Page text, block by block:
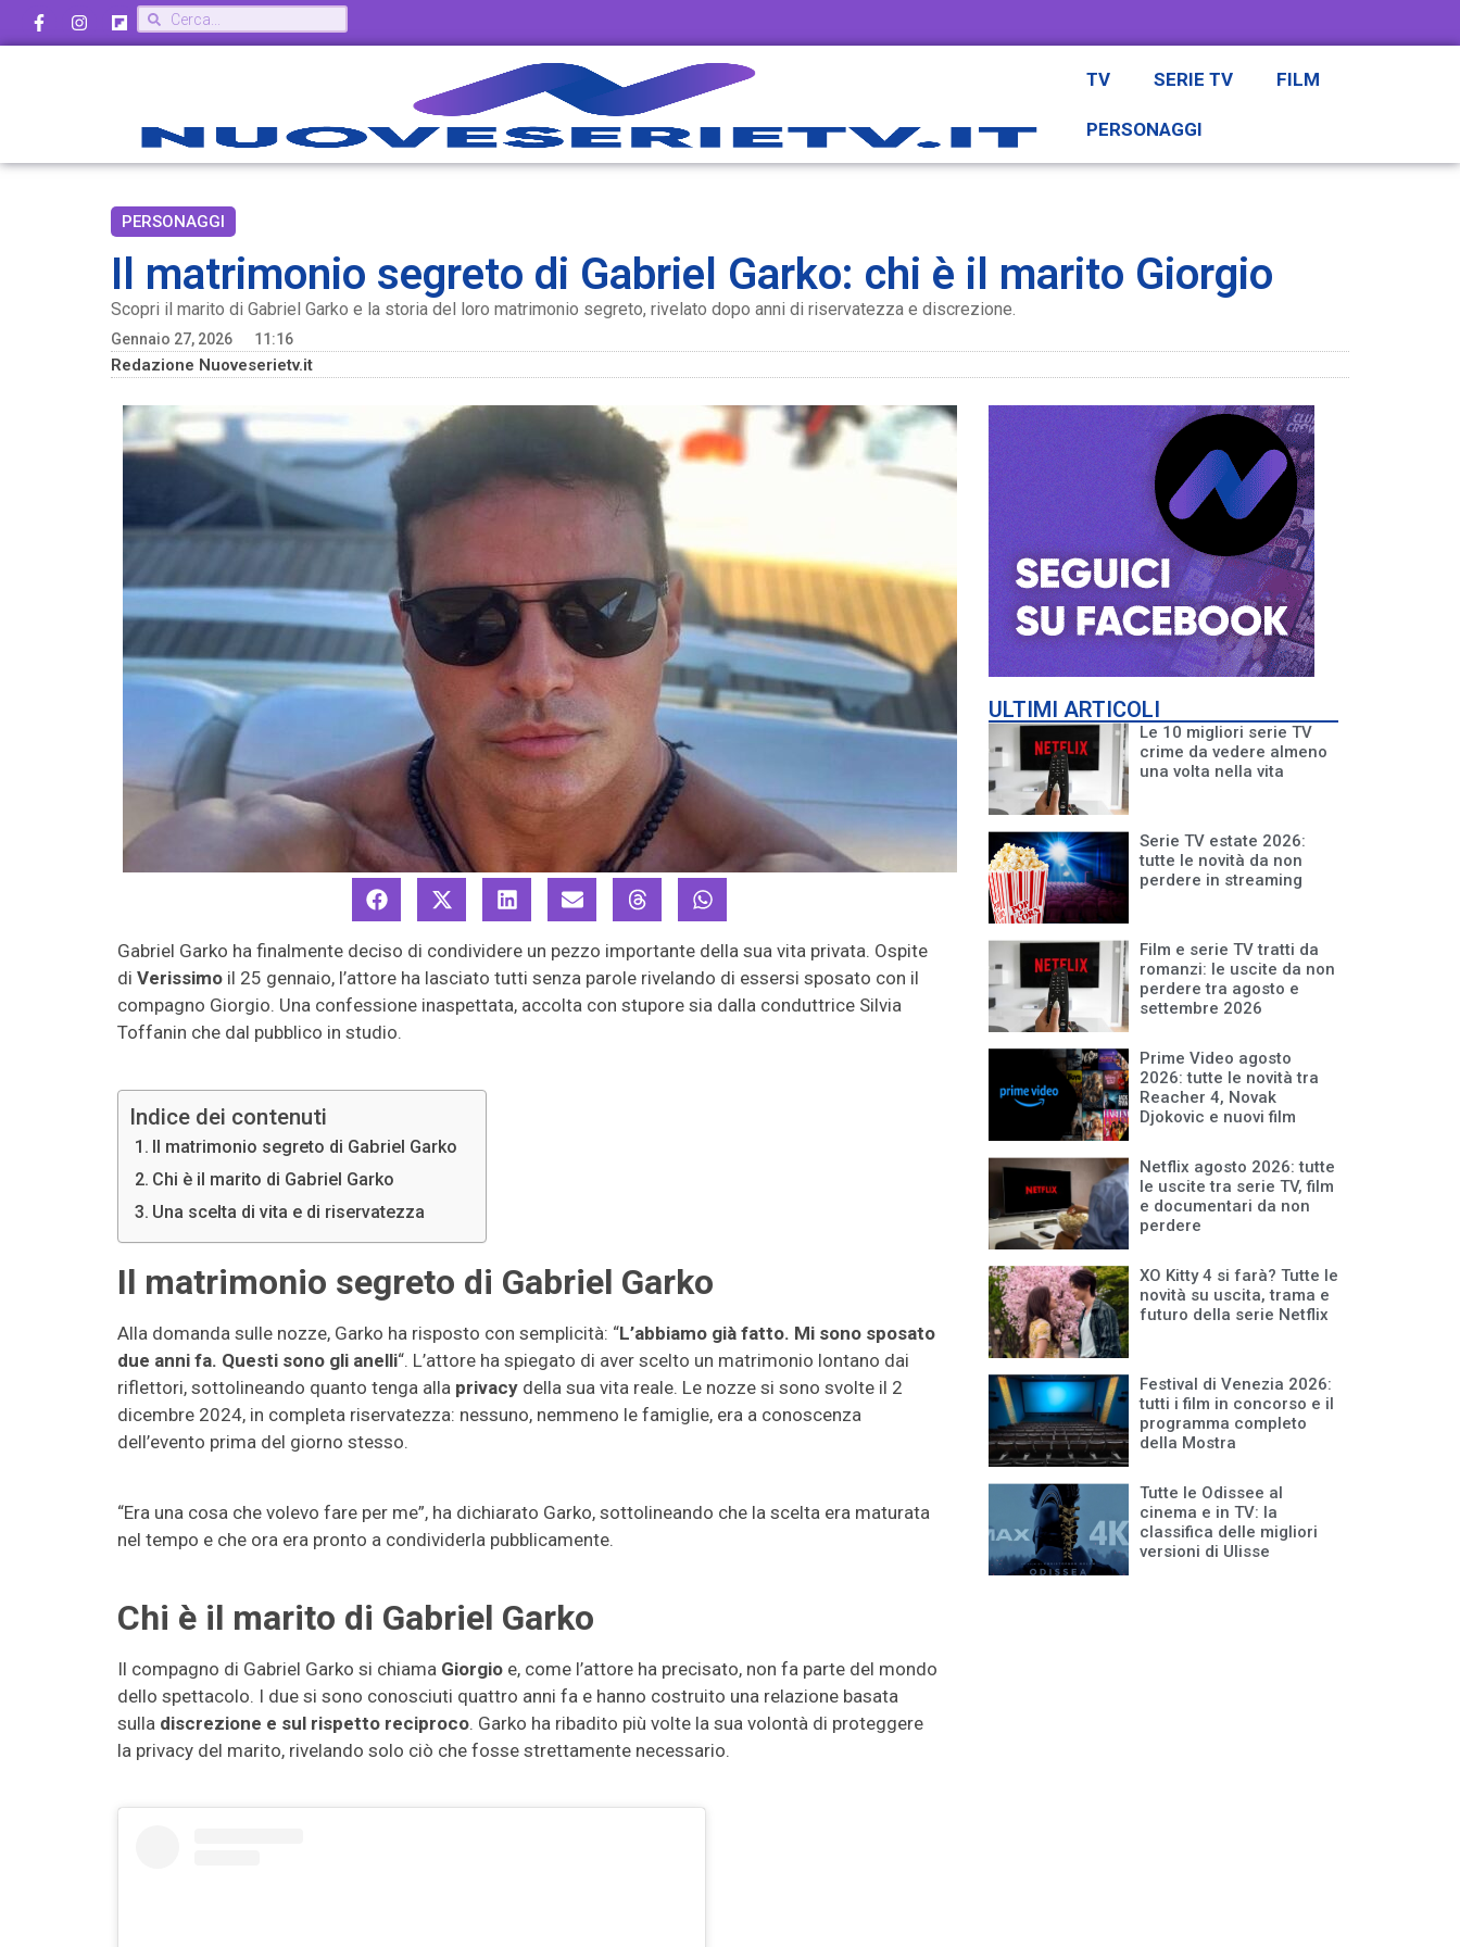
TV SERIE TV FILM
PERSONAGGI
PERSONAGGI
Il matrimonio segreto di Gabriel Garko: chi è il marito Giorgio
Scopri il marito di Gabriel Garko e la storia del loro matrimonio segreto, rivelato dopo anni di riservatezza e discrezione.
Gennaio 27, 2026 11:16
Redazione Nuoveserietv.it
Gabriel Garko ha finalmente deciso di condividere un pezzo importante della sua vita privata. Ospite
di Verissimo il 25 gennaio, l’attore ha lasciato tutti senza parole rivelando di essersi sposato con il
compagno Giorgio. Una confessione inaspettata, accolta con stupore sia dalla conduttrice Silvia
Toffanin che dal pubblico in studio.
Indice dei contenuti
Il matrimonio segreto di Gabriel Garko
Chi è il marito di Gabriel Garko
Una scelta di vita e di riservatezza
Il matrimonio segreto di Gabriel Garko
Alla domanda sulle nozze, Garko ha risposto con semplicità: “L’abbiamo già fatto. Mi sono sposato
due anni fa. Questi sono gli anelli“. L’attore ha spiegato di aver scelto un matrimonio lontano dai
riflettori, sottolineando quanto tenga alla privacy della sua vita reale. Le nozze si sono svolte il 2
dicembre 2024, in completa riservatezza: nessuno, nemmeno le famiglie, era a conoscenza
dell’evento prima del giorno stesso.
“Era una cosa che volevo fare per me”, ha dichiarato Garko, sottolineando che la scelta era maturata
nel tempo e che ora era pronto a condividerla pubblicamente.
Chi è il marito di Gabriel Garko
Il compagno di Gabriel Garko si chiama Giorgio e, come l’attore ha precisato, non fa parte del mondo
dello spettacolo. I due si sono conosciuti quattro anni fa e hanno costruito una relazione basata
sulla discrezione e sul rispetto reciproco. Garko ha ribadito più volte la sua volontà di proteggere
la privacy del marito, rivelando solo ciò che fosse strettamente necessario.
ULTIMI ARTICOLI
Le 10 migliori serie TV
crime da vedere almeno
una volta nella vita
Serie TV estate 2026:
tutte le novità da non
perdere in streaming
Film e serie TV tratti da
romanzi: le uscite da non
perdere tra agosto e
settembre 2026
Prime Video agosto
2026: tutte le novità tra
Reacher 4, Novak
Djokovic e nuovi film
Netflix agosto 2026: tutte
le uscite tra serie TV, film
e documentari da non
perdere
XO Kitty 4 si farà? Tutte le
novità su uscita, trama e
futuro della serie Netflix
Festival di Venezia 2026:
tutti i film in concorso e il
programma completo
della Mostra
Tutte le Odissee al
cinema e in TV: la
classifica delle migliori
versioni di Ulisse